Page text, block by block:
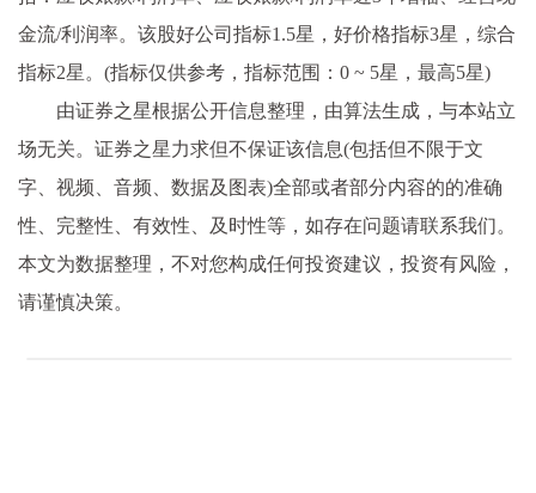
金流/利润率。该股好公司指标1.5星，好价格指标3星，综合
指标2星。(指标仅供参考，指标范围：0 ~ 5星，最高5星)
由证券之星根据公开信息整理，由算法生成，与本站立
场无关。证券之星力求但不保证该信息(包括但不限于文
字、视频、音频、数据及图表)全部或者部分内容的的准确
性、完整性、有效性、及时性等，如存在问题请联系我们。
本文为数据整理，不对您构成任何投资建议，投资有风险，
请谨慎决策。